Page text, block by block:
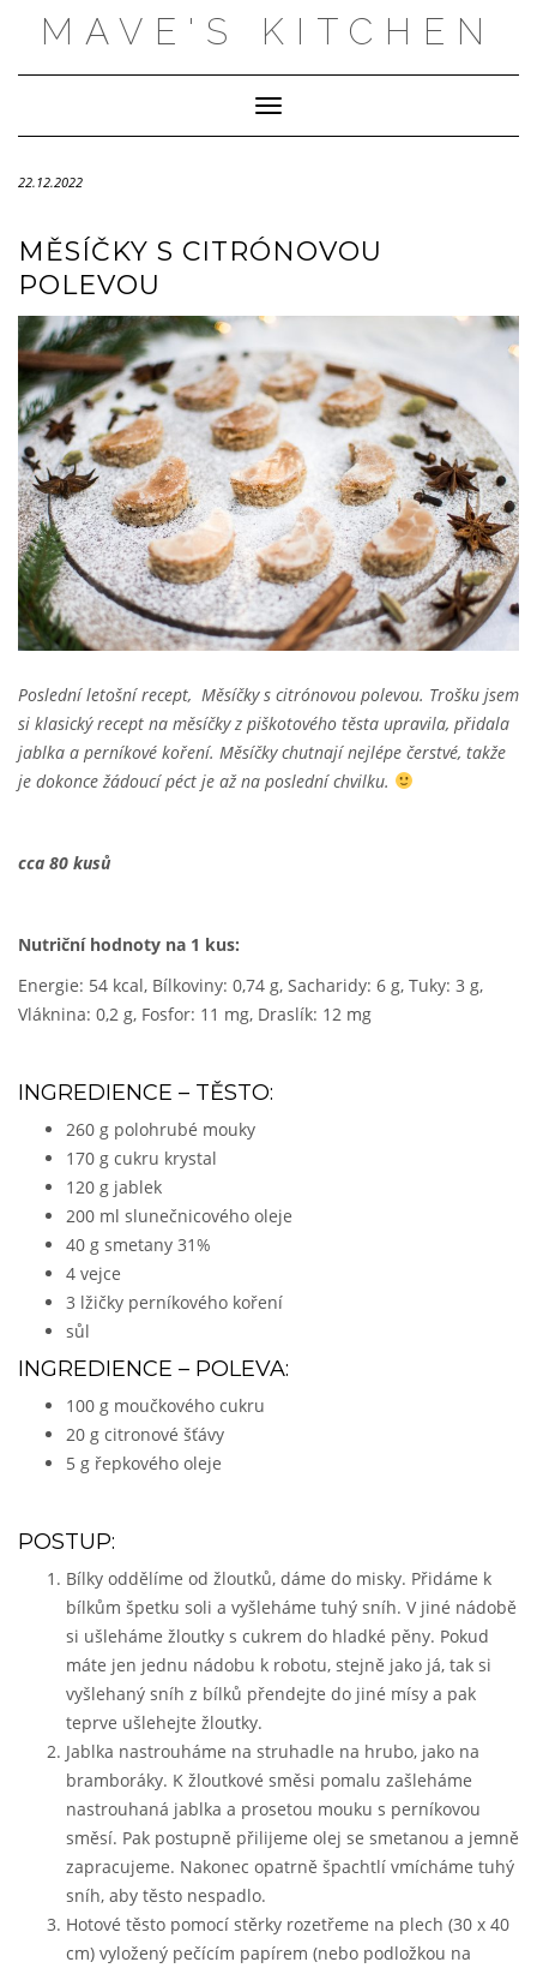
content
MAVE'S KITCHEN
Toggle Navigation
22.12.2022
MĚSÍČKY S CITRÓNOVOU
POLEVOU
Poslední letošní recept, Měsíčky s citrónovou polevou. Trošku jsem
si klasický recept na měsíčky z piškotového těsta upravila, přidala
jablka a perníkové koření. Měsíčky chutnají nejlépe čerstvé, takže
je dokonce žádoucí péct je až na poslední chvilku.
cca 80 kusů
Nutriční hodnoty na 1 kus:
Energie: 54 kcal, Bílkoviny: 0,74 g, Sacharidy: 6 g, Tuky: 3 g,
Vláknina: 0,2 g, Fosfor: 11 mg, Draslík: 12 mg
INGREDIENCE – TĚSTO:
260 g polohrubé mouky
170 g cukru krystal
120 g jablek
200 ml slunečnicového oleje
40 g smetany 31%
4 vejce
3 lžičky perníkového koření
sůl
INGREDIENCE – POLEVA:
100 g moučkového cukru
20 g citronové šťávy
5 g řepkového oleje
POSTUP:
Bílky oddělíme od žloutků, dáme do misky. Přidáme k
bílkům špetku soli a vyšleháme tuhý sníh. V jiné nádobě
si ušleháme žloutky s cukrem do hladké pěny. Pokud
máte jen jednu nádobu k robotu, stejně jako já, tak si
vyšlehaný sníh z bílků přendejte do jiné mísy a pak
teprve ušlehejte žloutky.
Jablka nastrouháme na struhadle na hrubo, jako na
bramboráky. K žloutkové směsi pomalu zašleháme
nastrouhaná jablka a prosetou mouku s perníkovou
směsí. Pak postupně přilijeme olej se smetanou a jemně
zapracujeme. Nakonec opatrně špachtlí vmícháme tuhý
sníh, aby těsto nespadlo.
Hotové těsto pomocí stěrky rozetřeme na plech (30 x 40
cm) vyložený pečícím papírem (nebo podložkou na